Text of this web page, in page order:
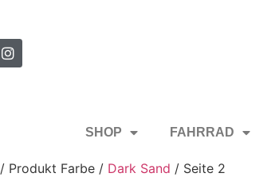
SHOP FAHRRAD
/ Produkt Farbe / Dark Sand / Seite 2